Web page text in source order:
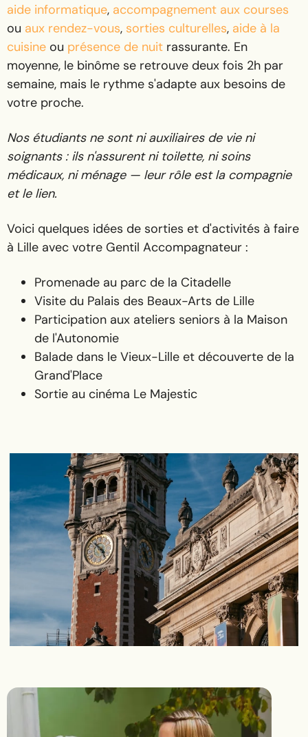
aide informatique, accompagnement aux courses
ou aux rendez-vous, sorties culturelles, aide à la
cuisine ou présence de nuit rassurante. En
moyenne, le binôme se retrouve deux fois 2h par
semaine, mais le rythme s'adapte aux besoins de
votre proche.
Nos étudiants ne sont ni auxiliaires de vie ni
soignants : ils n'assurent ni toilette, ni soins
médicaux, ni ménage — leur rôle est la compagnie
et le lien.
Voici quelques idées de sorties et d'activités à faire
à Lille avec votre Gentil Accompagnateur :
Promenade au parc de la Citadelle
Visite du Palais des Beaux-Arts de Lille
Participation aux ateliers seniors à la Maison
de l'Autonomie
Balade dans le Vieux-Lille et découverte de la
Grand'Place
Sortie au cinéma Le Majestic